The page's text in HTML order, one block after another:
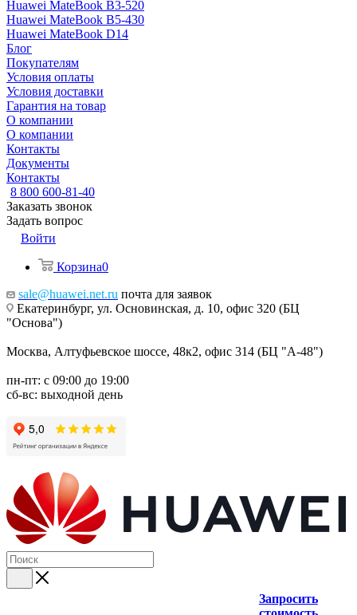
Huawei MateBook B3-520
Huawei MateBook B5-430
Huawei MateBook D14
Блог
Покупателям
Условия оплаты
Условия доставки
Гарантия на товар
О компании
О компании
Контакты
Документы
Контакты
8 800 600-81-40
Заказать звонок
Задать вопрос
Войти
Корзина0
sale@huawei.net.ru почта для заявок
Екатеринбург, ул. Основинская, д. 10, офис 320 (БЦ
"Основа")
Москва, Алтуфьевское шоссе, 48к2, офис 314 (БЦ "А-48")
пн-пт: с 09:00 до 19:00
сб-вс: выходной день
Запросить